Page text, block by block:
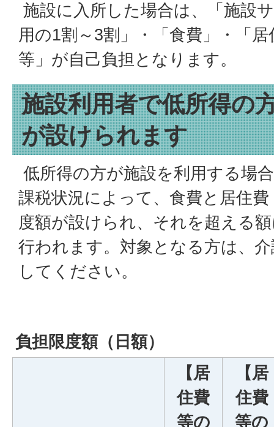
施設に入所した場合は、「施設
用の1割～3割」・「食費」・「
等」が自己負担となります。
施設利用者で低所得の
が設けられます
低所得の方が施設を利用する場
課税状況によって、食費と居住
度額が設けられ、それを超える
行われます。対象となる方は、
してください。
負担限度額（日額）
【居
住費
等の
【居
住費
等の